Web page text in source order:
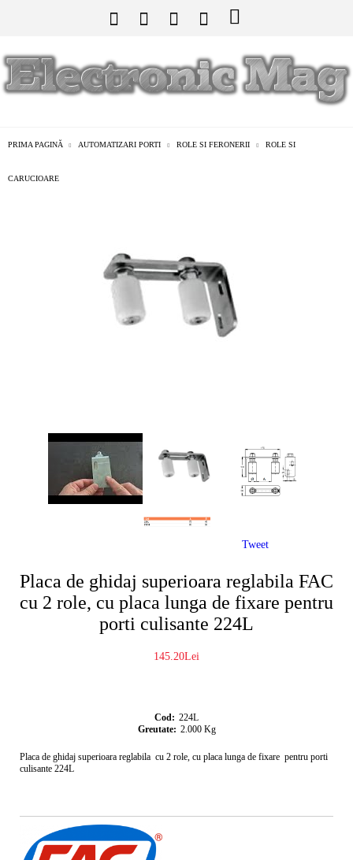
PRIMA PAGINĂ AUTOMATIZARI PORTI ROLE SI FERONERII ROLE SI
CARUCIOARE
Placa de ghidaj superioara reglabila FAC
cu 2 role, cu placa lunga de fixare pentru
porti culisante 224L
145.20Lei
Cod: 224L
Greutate: 2.000 Kg
Placa de ghidaj superioara reglabila cu 2 role, cu placa lunga de fixare pentru porti
culisante 224L
Tweet